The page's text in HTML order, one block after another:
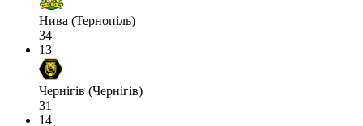
Нива (Тернопіль)
34
13
Чернігів (Чернігів)
31
14